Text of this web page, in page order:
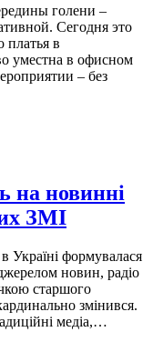
голени –
Сегодня это
платья в
уместна в офисном
– без
на новинні
ЗМІ
Україні формувалася
новин, радіо
старшого
змінився.
медіа,…